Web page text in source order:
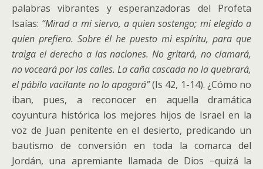
palabras vibrantes y esperanzadoras del Profeta
Isaías: “Mirad a mi siervo, a quien sostengo; mi elegido a
quien prefiero. Sobre él he puesto mi espíritu, para que
traiga el derecho a las naciones. No gritará, no clamará,
no voceará por las calles. La caña cascada no la quebrará,
el pábilo vacilante no lo apagará”(Is 42, 1-14). ¿Cómo no
iban, pues, a reconocer en aquella dramática
coyuntura histórica los mejores hijos de Israel en la
voz de Juan penitente en el desierto, predicando un
bautismo de conversión en toda la comarca del
Jordán, una apremiante llamada de Dios −quizá la